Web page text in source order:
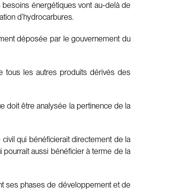
énergétiques vont au-delà de
d’hydrocarbures.
déposée par le gouvernement du
tous les autres produits dérivés des
doit être analysée la pertinence de la
qui bénéficierait directement de la
pourrait aussi bénéficier à terme de la
ses phases de développement et de